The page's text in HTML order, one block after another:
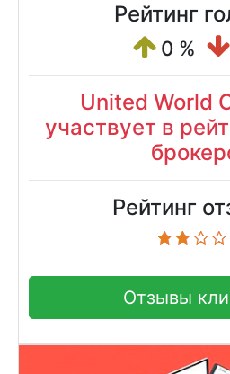
Рейтинг
0 %
United World
участвует в
Рейтинг
Отзывы